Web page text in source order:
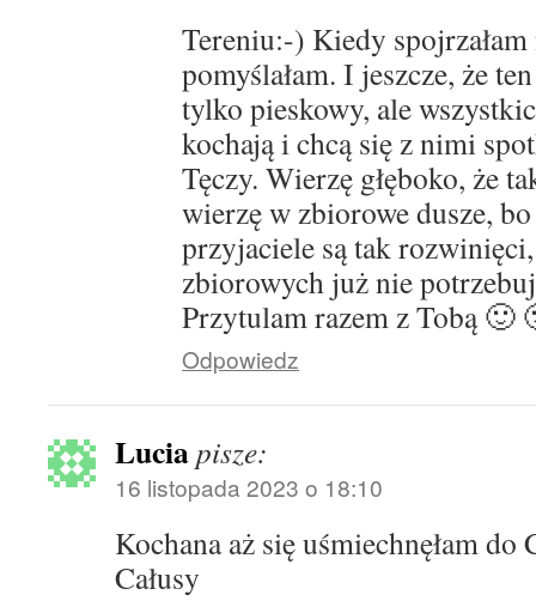
Tereniu:-) Kiedy
pomyślałam. I jeszcze, że
tylko pieskowy, ale
kochają i chcą się z nimi
Tęczy. Wierzę głęboko, że
wierzę w zbiorowe dusze,
przyjaciele są tak rozwinięci,
zbiorowych już nie
Przytulam razem z Tobą 🙂
Odpowiedz
Luciapisze:
16 listopada 2023 o 18:10
Kochana aż się uśmiechnęłam
Całusy